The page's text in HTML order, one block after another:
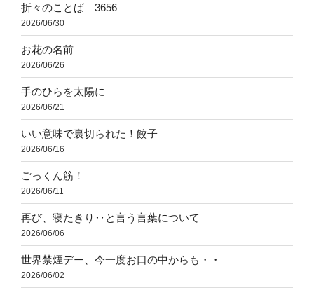
折々のことば 3656
2026/06/30
お花の名前
2026/06/26
手のひらを太陽に
2026/06/21
いい意味で裏切られた！餃子
2026/06/16
ごっくん筋！
2026/06/11
再び、寝たきり‥と言う言葉について
2026/06/06
世界禁煙デー、今一度お口の中からも・・
2026/06/02